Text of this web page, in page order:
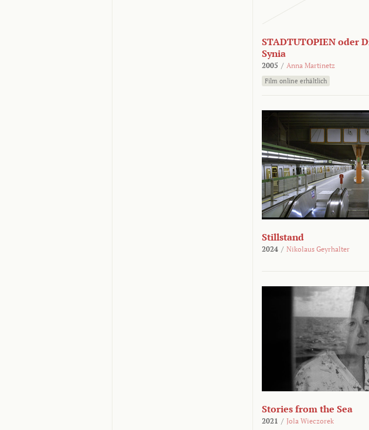
STADTUTOPIEN oder
Synia
2005 / Anna Martinetz
Film online erhältlich
Stillstand
2024 / Nikolaus Geyrhalter
Stories from the Sea
2021 / Jola Wieczorek